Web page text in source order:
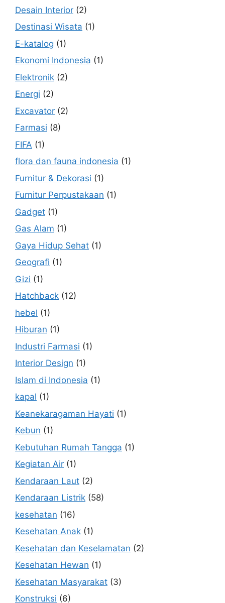
Desain Interior (2)
Destinasi Wisata (1)
E-katalog (1)
Ekonomi Indonesia (1)
Elektronik (2)
Energi (2)
Excavator (2)
Farmasi (8)
FIFA (1)
flora dan fauna indonesia (1)
Furnitur & Dekorasi (1)
Furnitur Perpustakaan (1)
Gadget (1)
Gas Alam (1)
Gaya Hidup Sehat (1)
Geografi (1)
Gizi (1)
Hatchback (12)
hebel (1)
Hiburan (1)
Industri Farmasi (1)
Interior Design (1)
Islam di Indonesia (1)
kapal (1)
Keanekaragaman Hayati (1)
Kebun (1)
Kebutuhan Rumah Tangga (1)
Kegiatan Air (1)
Kendaraan Laut (2)
Kendaraan Listrik (58)
kesehatan (16)
Kesehatan Anak (1)
Kesehatan dan Keselamatan (2)
Kesehatan Hewan (1)
Kesehatan Masyarakat (3)
Konstruksi (6)